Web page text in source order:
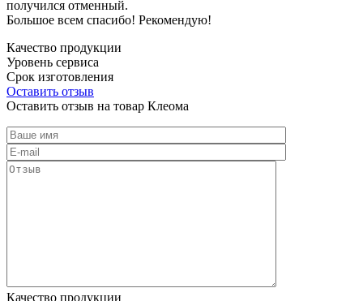
получился отменный.
Большое всем спасибо! Рекомендую!
Качество продукции
Уровень сервиса
Срок изготовления
Оставить отзыв
Оставить отзыв на товар Клеома
Качество продукции